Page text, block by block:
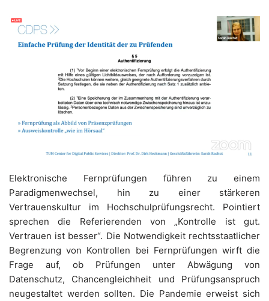
Elektronische Fernprüfungen führen zu einem
Paradigmenwechsel, hin zu einer stärkeren
Vertrauenskultur im Hochschulprüfungsrecht. Pointiert
sprechen die Referierenden von „Kontrolle ist gut.
Vertrauen ist besser“. Die Notwendigkeit rechtsstaatlicher
Begrenzung von Kontrollen bei Fernprüfungen wirft die
Frage auf, ob Prüfungen unter Abwägung von
Datenschutz, Chancengleichheit und Prüfungsanspruch
neugestaltet werden sollten. Die Pandemie erweist sich